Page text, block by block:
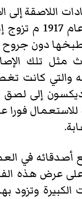
اللاصقة
منها
دون جروح
مثل تلك
والتي كانت
إلى
في
عرض هذه
وتزود